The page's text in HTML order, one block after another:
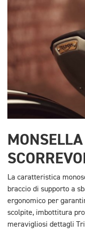
La caratteristica
braccio di supporto a
ergonomico per
scolpite, imbottitura
meravigliosi dettagli